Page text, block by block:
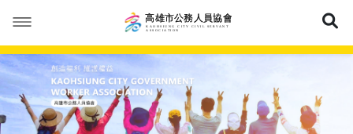
本會簡介
成立緣由
本會公告